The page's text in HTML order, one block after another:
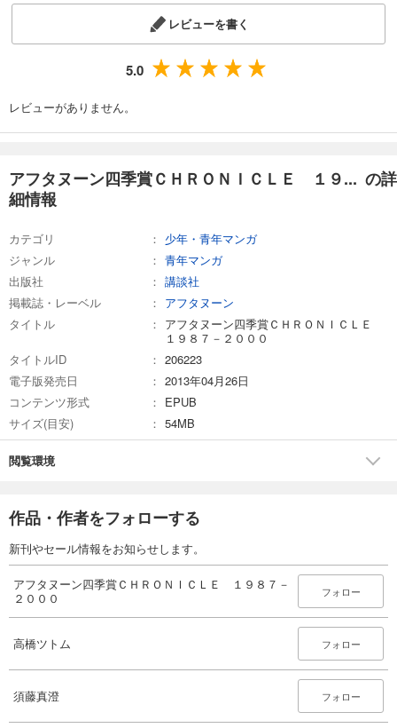
レビューを書く
5.0
レビューがありません。
アフタヌーン四季賞ＣＨＲＯＮＩＣＬＥ １９... の詳
細情報
カテゴリ
少年・青年マンガ
ジャンル
青年マンガ
出版社
講談社
掲載誌・レーベル
アフタヌーン
タイトル
アフタヌーン四季賞ＣＨＲＯＮＩＣＬＥ
１９８７－２０００
タイトルID
206223
電子版発売日
2013年04月26日
コンテンツ形式
EPUB
サイズ(目安)
54MB
閲覧環境
作品・作者をフォローする
新刊やセール情報をお知らせします。
アフタヌーン四季賞ＣＨＲＯＮＩＣＬＥ １９８７－
２０００
フォロー
高橋ツトム フォロー
須藤真澄 フォロー